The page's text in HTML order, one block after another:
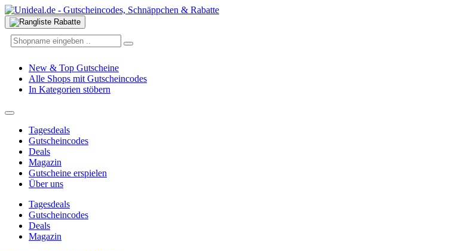
New & Top Gutscheine
Alle Shops mit Gutscheincodes
In Kategorien stöbern
Tagesdeals
Gutscheincodes
Deals
Magazin
Gutscheine erspielen
Über uns
Tagesdeals
Gutscheincodes
Deals
Magazin